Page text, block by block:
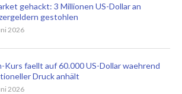
gehackt: 3 Millionen US-Dollar an
gestohlen
2026
Kurs faellt auf 60.000 US-Dollar waehrend
Druck anhält
2026